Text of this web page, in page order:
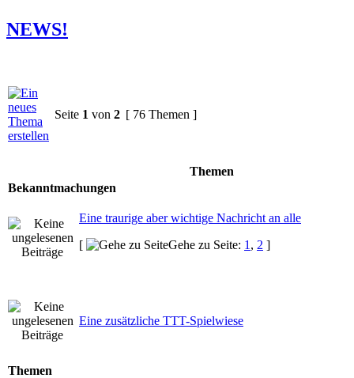
NEWS!
Seite 1 von 2 [ 76 Themen ]
Themen
Bekanntmachungen
Eine traurige aber wichtige Nachricht an alle
[
Gehe zu Seite: 1 , 2 ]
Eine zusätzliche TTT-Spielwiese
Themen